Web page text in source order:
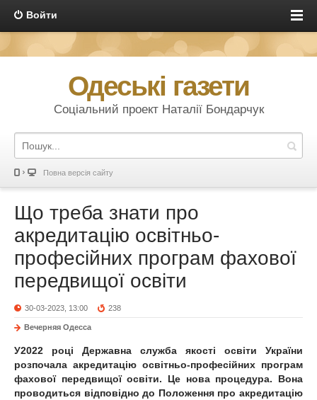
Войти
Одеські газети
Соціальний проект Наталії Бондарчук
Повна версія сайту
Що треба знати про
акредитацію освітньо-
професійних програм фахової
передвищої освіти
30-03-2023, 13:00 238
Вечерняя Одесса
У2022 році Державна служба якості освіти України
розпочала акредитацію освітньо-професійних програм
фахової передвищої освіти. Це нова процедура. Вона
проводиться відповідно до Положення про акредитацію